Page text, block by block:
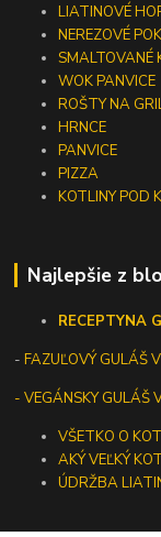
LIATINOVÉ
NEREZOVÉ
SMALTOVANÉ
WOK PANVICE
ROŠTY NA
HRNCE
PANVICE
PIZZA
KOTLINY POD
Najlepšie z
RECEPTYNA
-FAZUĽOVÝ GULÁŠ
- VEGÁNSKY GULÁŠ
VŠETKO O
AKÝ VEĽKÝ
ÚDRŽBA